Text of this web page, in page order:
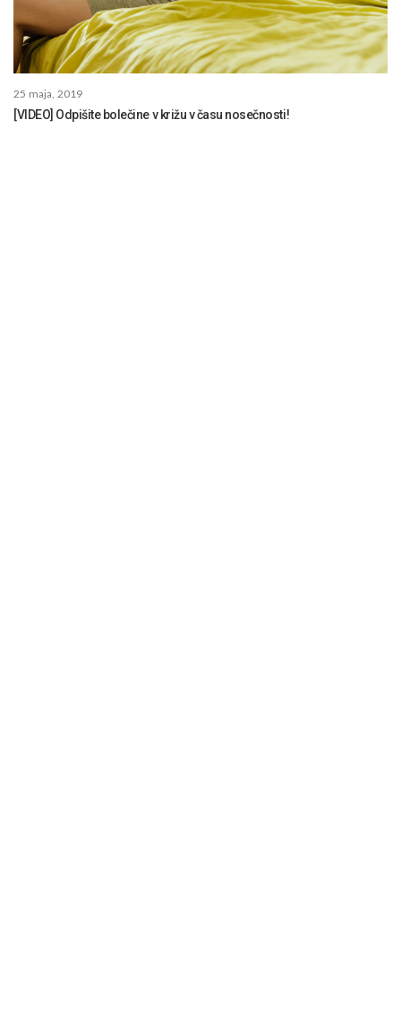
25 maja, 2019
[VIDEO] Odpišite bolečine v križu v času nosečnosti!